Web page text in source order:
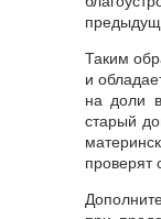
Таким
и
на доли
старый
проверят